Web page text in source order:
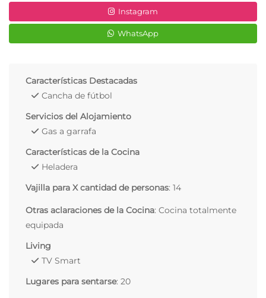
Instagram
WhatsApp
Características Destacadas
Cancha de fútbol
Servicios del Alojamiento
Gas a garrafa
Características de la Cocina
Heladera
Vajilla para X cantidad de personas: 14
Otras aclaraciones de la Cocina: Cocina totalmente
equipada
Living
TV Smart
Lugares para sentarse: 20